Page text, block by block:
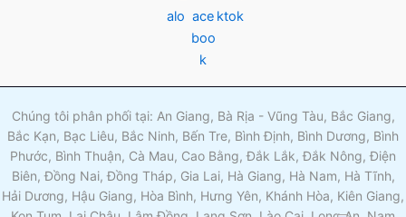
Chúng tôi phân phối tại: An Giang, Bà Rịa - Vũng Tàu, Bắc Giang,
Bắc Kạn, Bạc Liêu, Bắc Ninh, Bến Tre, Bình Định, Bình Dương, Bình
Phước, Bình Thuận, Cà Mau, Cao Bằng, Đắk Lắk, Đắk Nông, Điện
Biên, Đồng Nai, Đồng Tháp, Gia Lai, Hà Giang, Hà Nam, Hà Tĩnh,
Hải Dương, Hậu Giang, Hòa Bình, Hưng Yên, Khánh Hòa, Kiên Giang,